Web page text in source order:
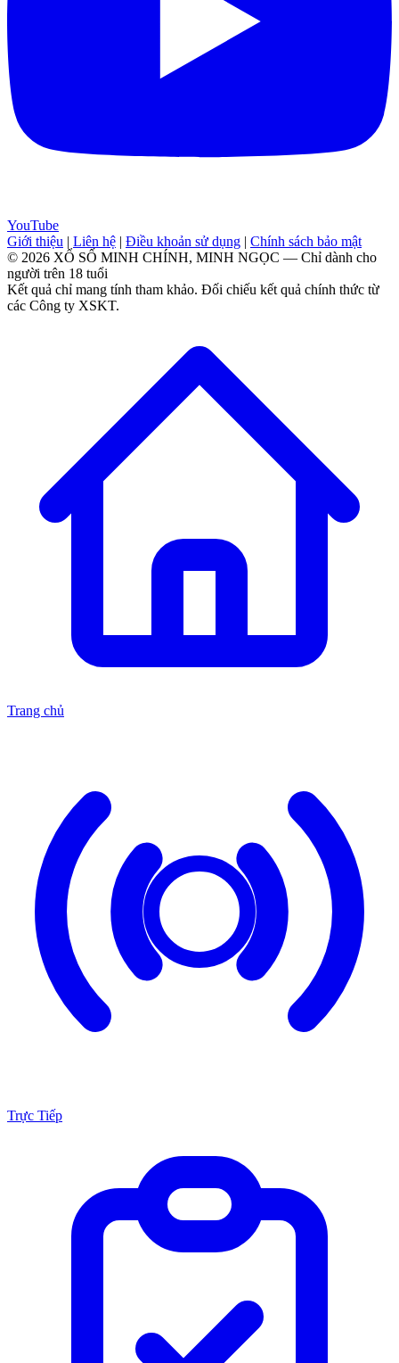
YouTube
Giới thiệu | Liên hệ | Điều khoản sử dụng | Chính sách bảo mật
© 2026 XỔ SỐ MINH CHÍNH, MINH NGỌC — Chỉ dành cho
người trên 18 tuổi
Kết quả chỉ mang tính tham khảo. Đối chiếu kết quả chính thức từ
các Công ty XSKT.
Trang chủ
Trực Tiếp